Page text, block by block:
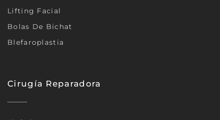
Lifting Facial
Bolas De Bichat
Blefaroplastia
Cirugía Reparadora